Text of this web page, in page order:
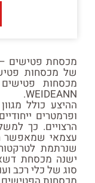
מכסחת פטישים –
של מכסחות
WEIDEANN.
ההיצע כולל
ופרמטרים
הרצויים. כך
עצמאי שמאפשר
שנרתמת
ישנה מכסחת
סוג של כלי רכב